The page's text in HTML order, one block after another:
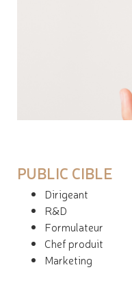
PUBLIC CIBLE
Dirigeant
R&D
Formulateur
Chef produit
Marketing